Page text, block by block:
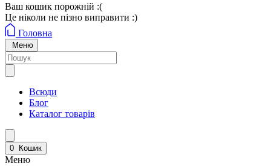
Ваш кошик порожній :(
Це ніколи не пізно виправити :)
Головна
Меню
Всюди
Блог
Каталог товарів
0 Кошик
Меню